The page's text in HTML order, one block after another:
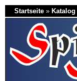
Startseite » Katalog